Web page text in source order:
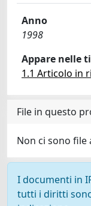
Anno
1998
Appare nelle
1.1 Articolo in
File in questo
Non ci sono
I documenti in
tutti i diritti